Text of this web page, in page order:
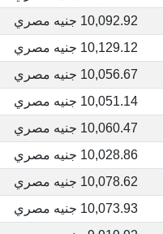
10,092.92 جنيه مصري
10,129.12 جنيه مصري
10,056.67 جنيه مصري
10,051.14 جنيه مصري
10,060.47 جنيه مصري
10,028.86 جنيه مصري
10,078.62 جنيه مصري
10,073.93 جنيه مصري